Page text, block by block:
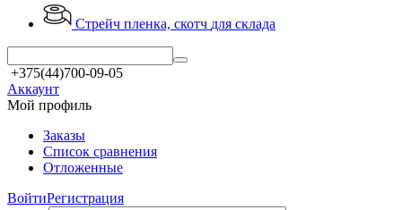
Стрейч пленка, скотч для склада
+375(44)700-09-05
Аккаунт
Мой профиль
Заказы
Список сравнения
Отложенные
ВойтиРегистрация